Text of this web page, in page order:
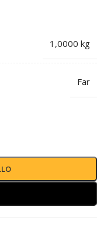
1,0000 kg
Far